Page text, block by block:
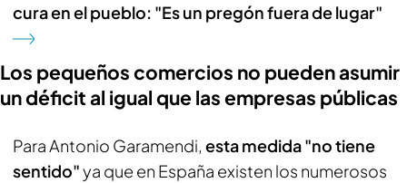
cura en el pueblo: "Es un pregón fuera de lugar"
Los pequeños comercios no pueden asumir
un déficit al igual que las empresas públicas
Para Antonio Garamendi, esta medida "no tiene
sentido"ya que en España existen los numerosos